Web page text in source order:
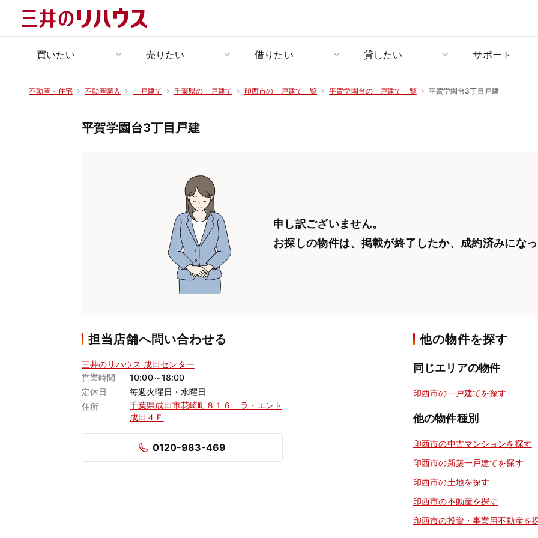
買いたい 売りたい 借りたい 貸したい サポート
不動産・住宅 不動産購入 一戸建て 千葉県の一戸建て 印西市の一戸建て一覧 平賀学園台の一戸建て一覧 平賀学園台3丁目戸建
平賀学園台3丁目戸建
申し訳ございません。
お探しの物件は、掲載が終了したか、 成約済みにな
担当店舗へ問い合わせる
三井のリハウス 成田センター
営業時間
10:00～18:00
定休日
毎週火曜日・水曜日
住所
千葉県成田市花崎町８１６ ラ・エント
成田４Ｆ
0120-983-469
他の物件を探す
同じエリアの物件
印西市の一戸建てを探す
他の物件種別
印西市の中古マンションを探す
印西市の新築一戸建てを探す
印西市の土地を探す
印西市の不動産を探す
印西市の投資・事業用不動産を